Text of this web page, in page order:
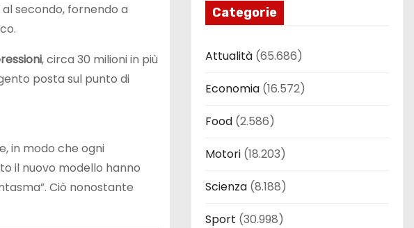
secondo, fornendo a
, circa 30 milioni in più
posta sul punto di
in modo che ogni
il nuovo modello hanno
Ciò nonostante
Categorie
Attualità (65.686)
Economia (16.572)
Food (2.586)
Motori (18.203)
Scienza (8.188)
Sport (30.998)